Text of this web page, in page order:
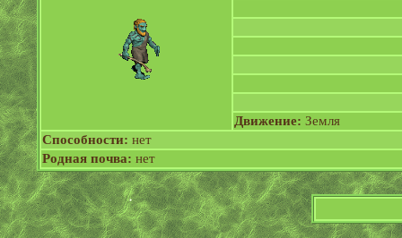
Движение: Земля
Способности: нет
Родная почва: нет